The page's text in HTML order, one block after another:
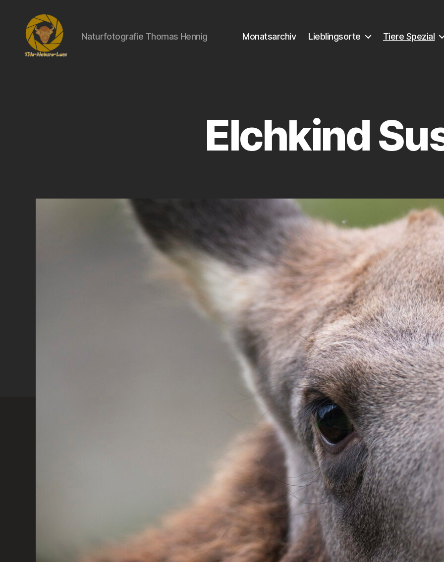
Naturfotografie Thomas Hennig Monatsarchiv Lieblingsorte Tiere Spezial
Elchkind